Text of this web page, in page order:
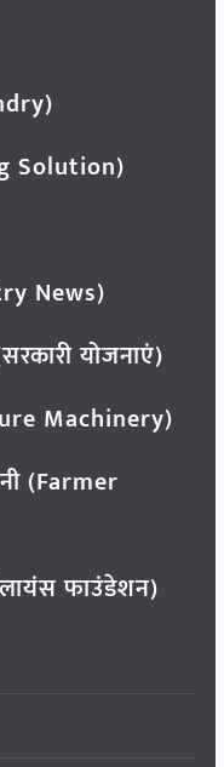
Solution)
News)
योजनाएं)
Machinery)
(Farmer
फाउंडेशन)